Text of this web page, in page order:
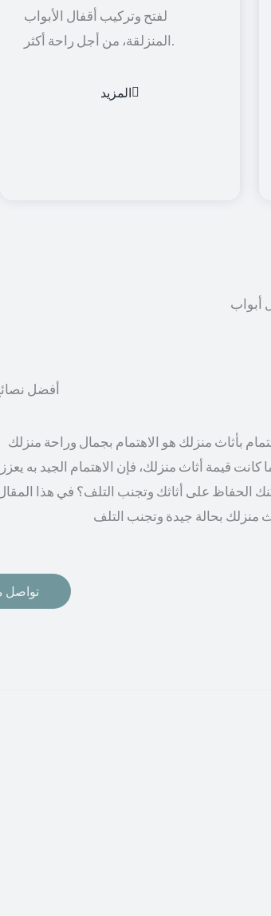
لفتح وتركيب أقفال الأبواب
المنزلقة، من أجل راحة أكثر.
المزيد
أفضل
بأثاث منزلك هو الاهتمام بجمال وراحة منزلك
كانت قيمة أثاث منزلك، فإن الاهتمام الجيد به
الحفاظ على أثاثك وتجنب التلف؟ في هذا
تواصل